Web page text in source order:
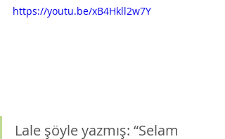
https://youtu.be/xB4Hkll2w7Y
Lale şöyle yazmış: “Selam